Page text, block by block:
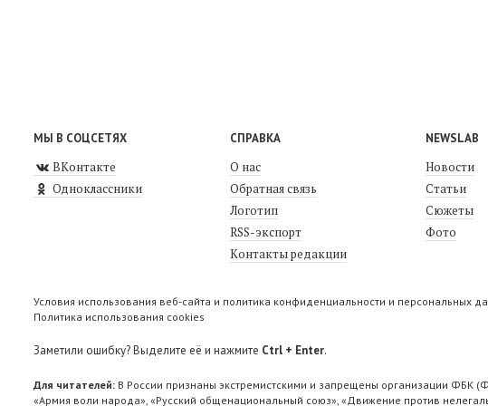
МЫ В СОЦСЕТЯХ
ВКонтакте
Одноклассники
СПРАВКА
О нас
Обратная связь
Логотип
RSS-экспорт
Контакты редакции
NEWSLAB
Новости
Статьи
Сюжеты
Фото
Условия использования веб-сайта и политика конфиденциальности и персональных
Политика использования cookies
Заметили ошибку? Выделите её и нажмите Ctrl + Enter.
Для читателей: В России признаны экстремистскими и запрещены организации ФБК
«Армия воли народа», «Русский общенациональный союз», «Движение против